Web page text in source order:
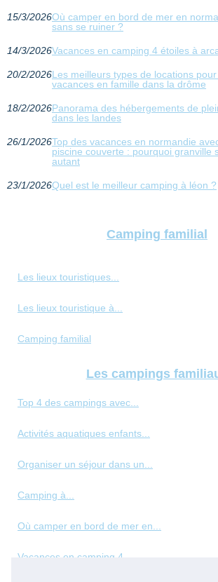
15/3/2026Où camper en bord de mer en
sans se ruiner ?
14/3/2026Vacances en camping 4 étoiles à
20/2/2026Les meilleurs types de locations
vacances en famille dans la drôme
18/2/2026Panorama des hébergements de
dans les landes
26/1/2026Top des vacances en normandie
piscine couverte : pourquoi granville
autant
23/1/2026Quel est le meilleur camping à léon ?
Camping familial
Les lieux touristiques...
Les lieux touristique à...
Camping familial
Les campings
Top 4 des campings avec...
Activités aquatiques enfants...
Organiser un séjour dans un...
Camping à...
Où camper en bord de mer en...
Vacances en camping 4...